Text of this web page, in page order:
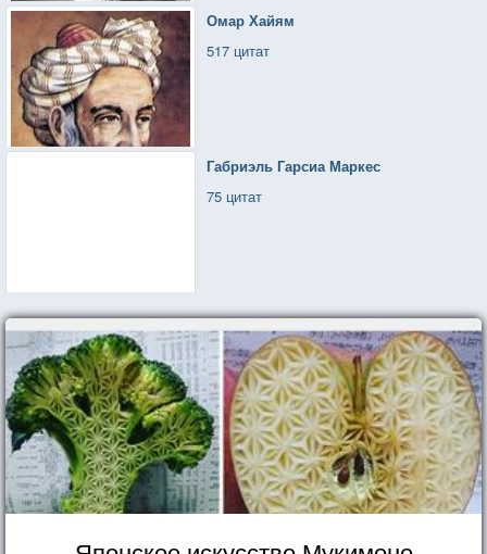
Омар Хайям
517 цитат
Габриэль Гарсиа Маркес
75 цитат